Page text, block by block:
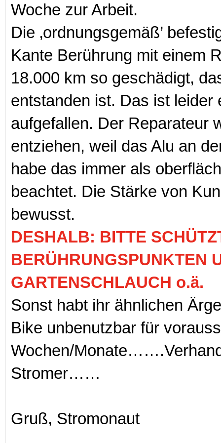
Woche zur Arbeit.
Die ‚ordnungsgemäß’
Kante Berührung mit einem
18.000 km so geschädigt,
entstanden ist. Das ist
aufgefallen. Der Reparateur
entziehen, weil das Alu an
habe das immer als
beachtet. Die Stärke von
bewusst.
DESHALB: BITTE
BERÜHRUNGSPUNKTEN
GARTENSCHLAUCH o.ä.
Sonst habt ihr ähnlichen
Bike unbenutzbar für
Wochen/
Stromer……
Gruß, Stromonaut